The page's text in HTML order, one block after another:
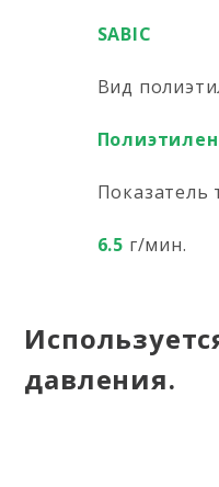
SABIC
Вид
Полиэтилен
Показатель
6.5 г/мин.
давления.